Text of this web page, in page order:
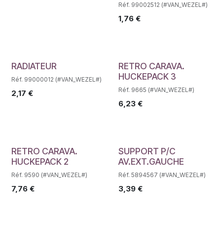
Réf. 99002512 (#VAN_WEZEL#)
1,76€
Déstockage
RADIATEUR
Réf. 99000012 (#VAN_WEZEL#)
2,17 €
Déstockage
RETRO CARAVA.
HUCKEPACK 3
Réf. 9665 (#VAN_WEZEL#)
6,23€
Déstockage
RETRO CARAVA.
HUCKEPACK 2
Réf. 9590 (#VAN_WEZEL#)
7,76 €
Déstockage
SUPPORT P/C
AV.EXT.GAUCHE
Réf. 5894567 (#VAN_WEZEL#)
3,39€